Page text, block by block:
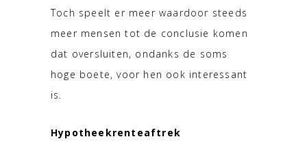
Toch speelt er meer waardoor steeds
meer mensen tot de conclusie komen
dat oversluiten, ondanks de soms
hoge boete, voor hen ook interessant
is.
Hypotheekrenteaftrek